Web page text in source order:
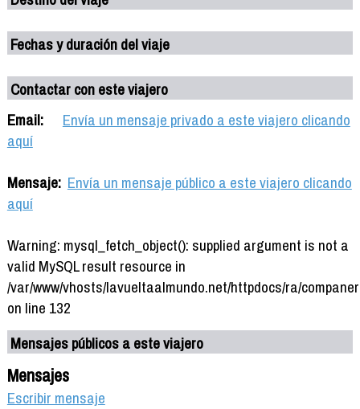
Fechas y duración del viaje
Contactar con este viajero
Email:
Envía un mensaje privado a este viajero clicando
aquí
Mensaje: Envía un mensaje público a este viajero clicando
aquí
Warning: mysql_fetch_object(): supplied argument is not a
valid MySQL result resource in
/var/www/vhosts/lavueltaalmundo.net/httpdocs/ra/
on line 132
Mensajes públicos a este viajero
Mensajes
Escribir mensaje